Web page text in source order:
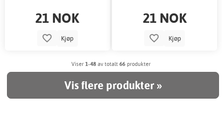
21 NOK
Kjøp
21 NOK
Kjøp
Viser 1-48 av totalt 66 produkter
Vis flere produkter »